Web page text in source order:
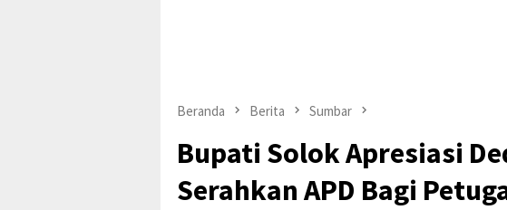
Beranda Berita Sumbar
Bupati Solok Apresiasi
Serahkan APD Bagi